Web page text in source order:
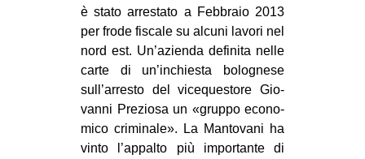
è stato arre­stato a Feb­braio 2013
per frode fiscale su alcuni lavori nel
nord est. Un’azienda defi­nita nelle
carte di un’inchiesta bolo­gnese
sull’arresto del vice­que­store Gio­
vanni Pre­ziosa un «gruppo eco­no­
mico cri­mi­nale». La Man­to­vani ha
vinto l’appalto più impor­tante di